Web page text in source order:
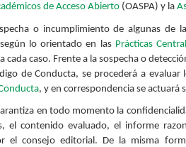
de Acceso Abierto (OASPA) y la
o incumplimiento de algunas de
lo orientado en las Prácticas
cada caso. Frente a la sospecha o
de Conducta, se procederá a evaluar
, y en correspondencia se actuará
en todo momento la
el contenido evaluado, el informe
el consejo editorial. De la misma